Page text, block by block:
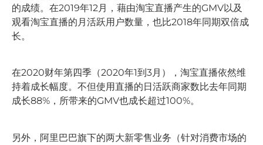
的成绩。在2019年12月，藉由淘宝直播产生的GMV以及
观看淘宝直播的月活跃用户数量，也比2018年同期双倍成
长。
在2020财年第四季（2020年1到3月），淘宝直播依然维
持着成长幅度。不但使用直播的日活跃商家数比去年同期
成长88%，所带来的GMV也成长超过100%。
另外，阿里巴巴旗下的两大新零售业务（针对消费市场的